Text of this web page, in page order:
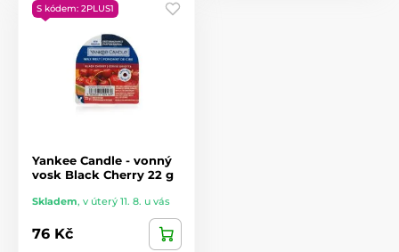
S kódem: 2PLUS1
Yankee Candle - vonný
vosk Black Cherry 22 g
Skladem, v úterý 11. 8. u vás
76 Kč